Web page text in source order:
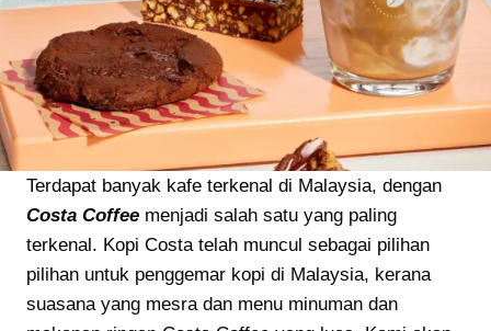
Terdapat banyak kafe terkenal di Malaysia, dengan
Costa Coffee menjadi salah satu yang paling
terkenal. Kopi Costa telah muncul sebagai pilihan
pilihan untuk penggemar kopi di Malaysia, kerana
suasana yang mesra dan menu minuman dan